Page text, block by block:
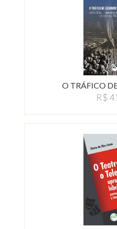
O TRÁFICO DE
R$